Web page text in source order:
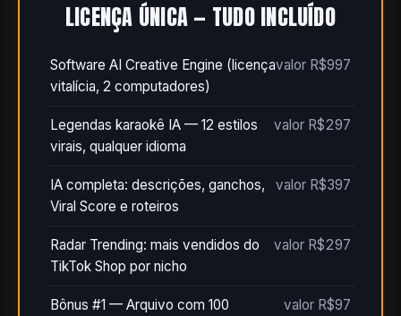
LICENÇA ÚNICA — TUDO INCLUÍDO
Software AI Creative Engine (licença
vitalícia, 2 computadores)
valor R$997
Legendas karaokê IA — 12 estilos
virais, qualquer idioma
valor R$297
IA completa: descrições, ganchos,
Viral Score e roteiros
valor R$397
Radar Trending: mais vendidos do
TikTok Shop por nicho
valor R$297
Bônus #1 — Arquivo com 100 valor R$97